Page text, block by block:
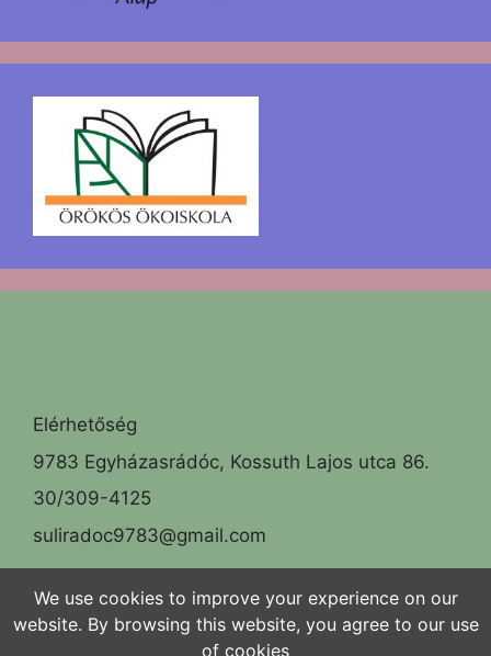
Elérhetőség
9783 Egyházasrádóc, Kossuth Lajos utca 86.
30/309-4125
suliradoc9783@gmail.com
We use cookies to improve your experience on our
website. By browsing this website, you agree to our use
of cookies